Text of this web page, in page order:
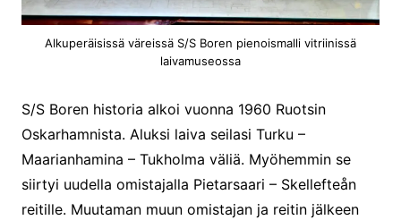
Alkuperäisissä väreissä S/S Boren pienoismalli vitriinissä
laivamuseossa
S/S Boren historia alkoi vuonna 1960 Ruotsin
Oskarhamnista. Aluksi laiva seilasi Turku –
Maarianhamina – Tukholma väliä. Myöhemmin se
siirtyi uudella omistajalla Pietarsaari – Skellefteån
reitille. Muutaman muun omistajan ja reitin jälkeen